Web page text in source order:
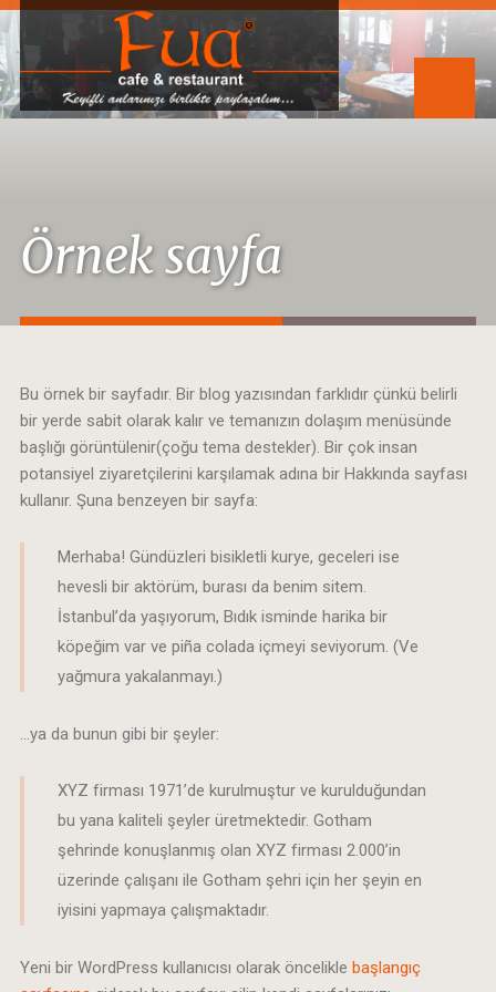
Örnek sayfa
Bu örnek bir sayfadır. Bir blog yazısından farklıdır çünkü belirli
bir yerde sabit olarak kalır ve temanızın dolaşım menüsünde
başlığı görüntülenir(çoğu tema destekler). Bir çok insan
potansiyel ziyaretçilerini karşılamak adına bir Hakkında sayfası
kullanır. Şuna benzeyen bir sayfa:
Merhaba! Gündüzleri bisikletli kurye, geceleri ise
hevesli bir aktörüm, burası da benim sitem.
İstanbul’da yaşıyorum, Bıdık isminde harika bir
köpeğim var ve piña colada içmeyi seviyorum. (Ve
yağmura yakalanmayı.)
…ya da bunun gibi bir şeyler:
XYZ firması 1971’de kurulmuştur ve kurulduğundan
bu yana kaliteli şeyler üretmektedir. Gotham
şehrinde konuşlanmış olan XYZ firması 2.000’in
üzerinde çalışanı ile Gotham şehri için her şeyin en
iyisini yapmaya çalışmaktadır.
Yeni bir WordPress kullanıcısı olarak öncelikle başlangıç